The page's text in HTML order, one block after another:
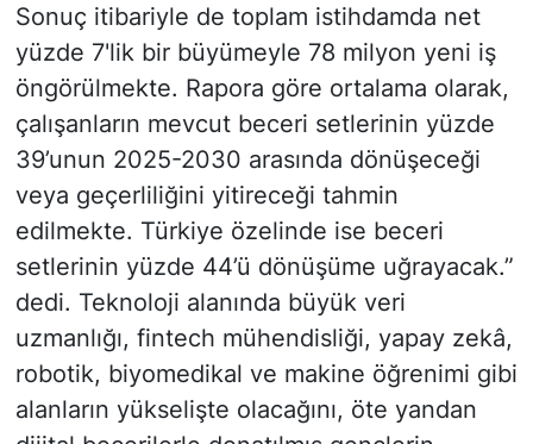
Sonuç itibariyle de toplam istihdamda net
yüzde 7'lik bir büyümeyle 78 milyon yeni iş
öngörülmekte. Rapora göre ortalama olarak,
çalışanların mevcut beceri setlerinin yüzde
39’unun 2025-2030 arasında dönüşeceği
veya geçerliliğini yitireceği tahmin
edilmekte. Türkiye özelinde ise beceri
setlerinin yüzde 44’ü dönüşüme uğrayacak.”
dedi. Teknoloji alanında büyük veri
uzmanlığı, fintech mühendisliği, yapay zekâ,
robotik, biyomedikal ve makine öğrenimi gibi
alanların yükselişte olacağını, öte yandan